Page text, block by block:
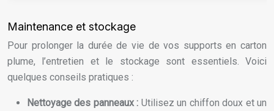
Maintenance et stockage
Pour prolonger la durée de vie de vos supports en carton
plume, l’entretien et le stockage sont essentiels. Voici
quelques conseils pratiques :
Nettoyage des panneaux : Utilisez un chiffon doux et un